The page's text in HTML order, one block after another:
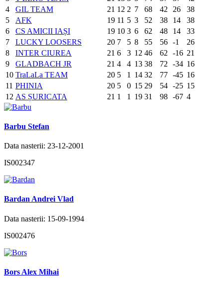
4
GIL TEAM 21 12 2 7 68 42 26
38
5
AFK 19 11 5 3 52 38 14
38
6
CS AMICII IAȘI 19 10 3 6 62 48 14
33
7
LUCKY LOOSERS 20 7 5 8 55 56 -1
26
8
INTER CIUREA 21 6 3 12 46 62 -16 21
9
GLADBACH JR 21 4 4 13 38 72 -34 16
10 TraLaLa TEAM 20 5 1 14 32 77 -45 16
11 PHINIA 20 5 0 15 29 54 -25 15
12 AS ȘURICATA 21 1 1 19 31 98 -67 4
Barbu Stefan
Data nasterii: 23-12-2001
IS002347
Bardan Andrei Vlad
Data nasterii: 15-09-1994
IS002476
Bors Alex Mihai